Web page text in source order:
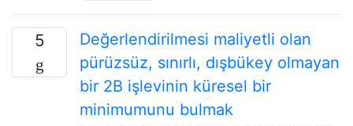
5
Değerlendirilmesi maliyetli olan
pürüzsüz, sınırlı, dışbükey olmayan
bir 2B işlevinin küresel bir
minimumunu bulmak